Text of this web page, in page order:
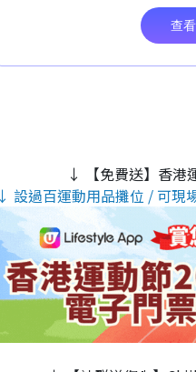
↓ 【免費送】香港
↓ 設過百運動用品攤位 / 可現